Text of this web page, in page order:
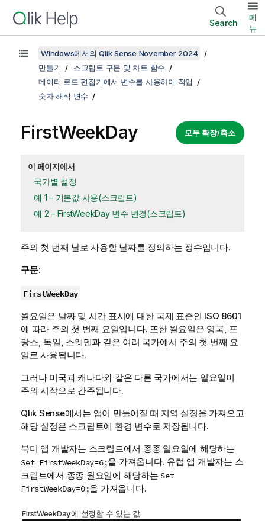
Search
메
뉴
Windows에서의 Qlik Sense November 2024
만들기
스크립트 구문 및 차트 함수
데이터 로드 편집기에서 변수를 사용하여 작업
숫자 해석 변수
모두 확장/축소
FirstWeekDay
이 페이지에서
국가별 설정
예 1 – 기본값 사용(스크립트)
예 2 – FirstWeekDay 변수 변경(스크립트)
주의 첫 번째 날로 사용할 날짜를 정의하는 정수입니다.
구문:
FirstWeekDay
월요일은 날짜 및 시간 표시에 대한 국제 표준인 ISO 8601
에 따라 주의 첫 번째 요일입니다. 또한 월요일은 영국, 프
랑스, 독일, 스웨덴과 같은 여러 국가에서 주의 첫 번째 요
일로 사용됩니다.
그러나 미국과 캐나다와 같은 다른 국가에서는 일요일이
주의 시작으로 간주됩니다.
Qlik Sense에서는 앱이 만들어질 때 지역 설정을 가져오고
해당 설정은 스크립트에 환경 변수로 저장됩니다.
북미 앱 개발자는 스크립트에서 종종 일요일에 해당하는
Set FirstWeekDay=6;을 가져옵니다. 유럽 앱 개발자는 스
크립트에서 종종 월요일에 해당하는 Set
FirstWeekDay=0;을 가져옵니다.
FirstWeekDay에 설정할 수 있는 값